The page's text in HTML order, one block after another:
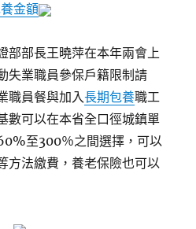
金額
部部長王曉萍在本年兩會上
失業職員參保戶籍限制請
職員餐與加入長期包養職工
數可以在本省全口徑城鎮單
至300％之間選擇，可以
方法繳費，養老保險也可以